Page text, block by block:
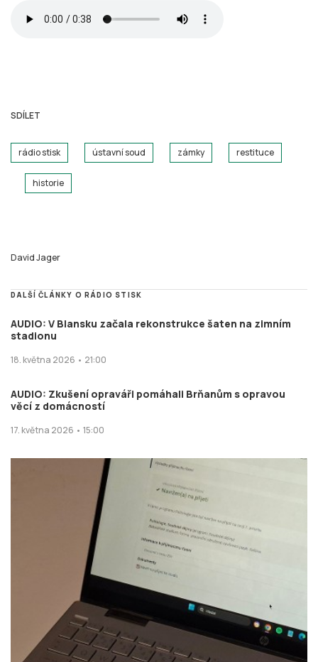
SDÍLET
rádio stisk ústavní soud zámky restituce
historie
David Jager
DALŠÍ ČLÁNKY O RÁDIO STISK
AUDIO: V Blansku začala rekonstrukce šaten na zimním
stadionu
18. května 2026 • 21:00
AUDIO: Zkušení opraváři pomáhali Brňanům s opravou
věcí z domácností
17. května 2026 • 15:00